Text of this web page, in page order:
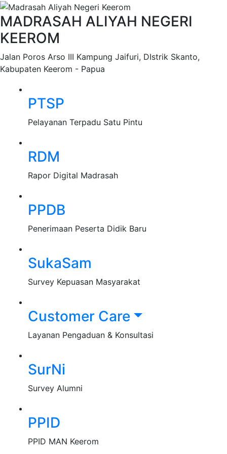
MADRASAH ALIYAH NEGERI
KEEROM
Jalan Poros Arso III Kampung Jaifuri, DIstrik Skanto,
Kabupaten Keerom - Papua
PTSP
Pelayanan Terpadu Satu Pintu
RDM
Rapor Digital Madrasah
PPDB
Penerimaan Peserta Didik Baru
SukaSam
Survey Kepuasan Masyarakat
Customer Care
Layanan Pengaduan & Konsultasi
SurNi
Survey Alumni
PPID
PPID MAN Keerom